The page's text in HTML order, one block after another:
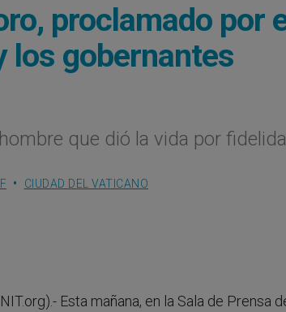
proclamado por
los gobernantes
que dió la vida por
CIUDAD DEL VATICANO
Esta mañana, en la Sala de Prensa